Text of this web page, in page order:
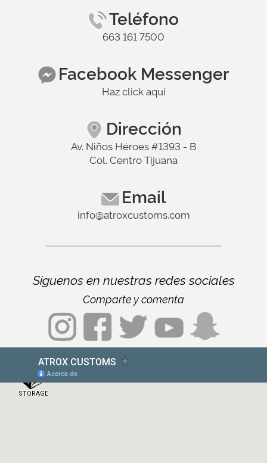
Teléfono
663 161 7500
Facebook Messenger
Haz click aquí
Dirección
Av. Niños Héroes #1393 - B
Col. Centro Tijuana
Email
info@atroxcustoms.com
Siguenos en nuestras redes sociales
Comparte y comenta